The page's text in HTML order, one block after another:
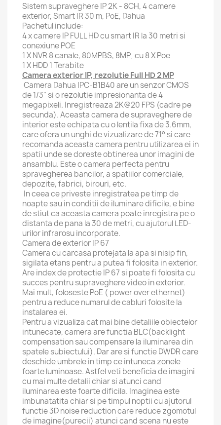
Sistem supraveghere IP 2K - 8CH, 4 camere
exterior, Smart IR 30 m, PoE, Dahua
Pachetul include:
4 x camere IP FULL HD cu smart IR la 30 metri si
conexiune POE
1 X NVR 8 canale, 80MPBS, 8MP cu 8 X Poe
1 X HDD 1 Terabite
Camera exterior IP, rezolutie Full HD 2 MP
Camera Dahua IPC-B1B40 are un senzor CMOS
de 1/3" si o rezolutie impresionanta de 4
megapixeli. Inregistreaza 2K@20 FPS (cadre pe
secunda). Aceasta camera de supraveghere de
interior este echipata cu o lentila fixa de 3.6mm,
care ofera un unghi de vizualizare de 71° si care
recomanda aceasta camera pentru utilizarea ei in
spatii unde se doreste obtinerea unor imagini de
ansamblu. Este o camera perfecta pentru
spravegherea bancilor, a spatiilor comerciale,
depozite, fabrici, birouri, etc.
In ceea ce priveste inregistratea pe timp de
noapte sau in conditii de iluminare dificile, e bine
de stiut ca aceasta camera poate inregistra pe o
distanta de pana la 30 de metri, cu ajutorul LED-
urilor infrarosu incorporate.
Camera de exterior IP 67
Camera cu carcasa protejata la apa si nisip fin,
sigilata etans pentru a putea fi folosita in exterior.
Are index de protectie IP 67 si poate fi folosita cu
succes pentru supraveghere video in exterior.
Mai mult, foloseste PoE ( power over ethernet)
pentru a reduce numarul de cabluri folosite la
instalarea ei.
Pentru a vizualiza cat mai bine detaliile obiectelor
intunecate, camera are functia BLC(backlight
compensation sau compensare la iluminarea din
spatele subiectului). Dar are si functie DWDR care
deschide umbrele in timp ce intuneca zonele
foarte luminoase. Astfel veti beneficia de imagini
cu mai multe detalii chiar si atunci cand
iluminarea este foarte dificila. Imaginea este
imbunatatita chiar si pe timpul noptii cu ajutorul
functie 3D noise reduction care reduce zgomotul
de imagine(purecii) atunci cand scena nu este